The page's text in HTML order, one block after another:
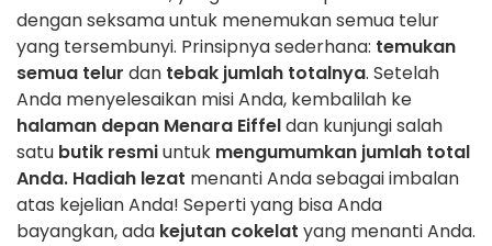
dengan seksama untuk menemukan semua telur
yang tersembunyi. Prinsipnya sederhana: temukan
semua telur dan tebak jumlah totalnya. Setelah
Anda menyelesaikan misi Anda, kembalilah ke
halaman depan Menara Eiffeldan kunjungi salah
satu butik resmiuntuk mengumumkan jumlah total
Anda. Hadiah lezat menanti Anda sebagai imbalan
atas kejelian Anda! Seperti yang bisa Anda
bayangkan, ada kejutan cokelat yang menanti Anda.